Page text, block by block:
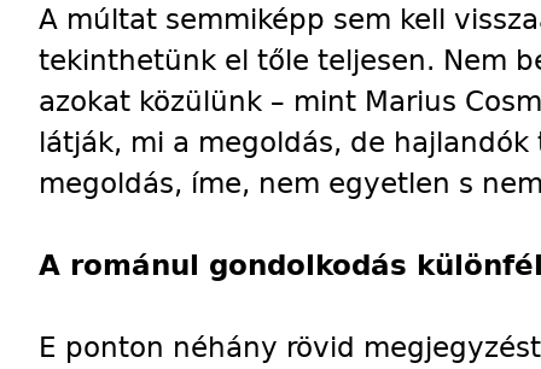
A múltat semmiképp sem kell
tekinthetünk el tőle teljesen. Nem
azokat közülünk – mint Marius
látják, mi a megoldás, de
megoldás, íme, nem egyetlen s
A románul gondolkodás
E ponton néhány rövid